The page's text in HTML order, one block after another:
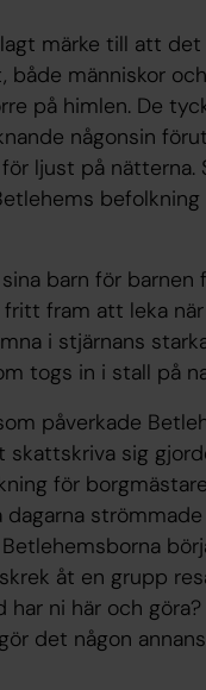
märke till att
människor
på himlen. De
någonsin
ljust på nätterna.
barn för
fram att leka
i stjärnans
togs in i stall på
påverkade
sig
för
dagarna
åt en grupp
har ni här och
det någon